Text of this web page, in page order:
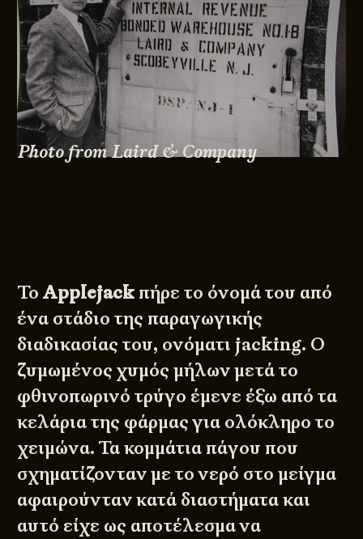
Photo from Laird & Company
ΤοApplejack πήρε το όνομά του από
ένα στάδιο της παραγωγικής
διαδικασίας του, ονόματι jacking. Ο
ζυμωμένος χυμός μήλων μετά το
φθινοπωρινό τρύγο έμενε έξω από τα
κελάρια της φάρμας για ολόκληρο το
χειμώνα. Τα κομμάτια πάγου που
σχηματίζονταν με το νερό στο μείγμα
αφαιρούνταν κατά διαστήματα και
αυτό είχε ως αποτέλεσμα να